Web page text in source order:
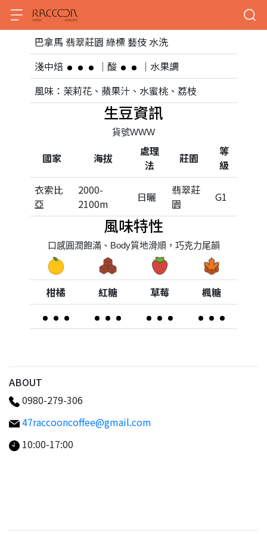
巴拿馬 翡翠莊園 綠標 藝伎 水洗
淺中焙
｜酸
｜水果調
風味：茉莉花、蘋果汁、水蜜桃、荔枝
生豆資訊
貨號WWW
國家 海拔
處理
法
莊園
等
級
衣索比
亞
2000-
2100m
日曬
翡翠莊
園
G1
風味特性
口感圓潤飽滿、Body質地滑順，巧克力尾韻
柑橘 紅糖 草莓 楓糖
ABOUT
0980-279-306
47raccooncoffee@gmail.com
10:00-17:00